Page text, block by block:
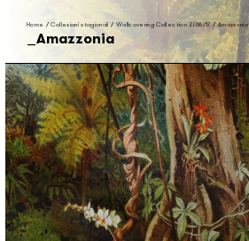
Home /Collezioni stagionali/ Wallcovering Collection 2016/17/Amazzonia
Amazzonia